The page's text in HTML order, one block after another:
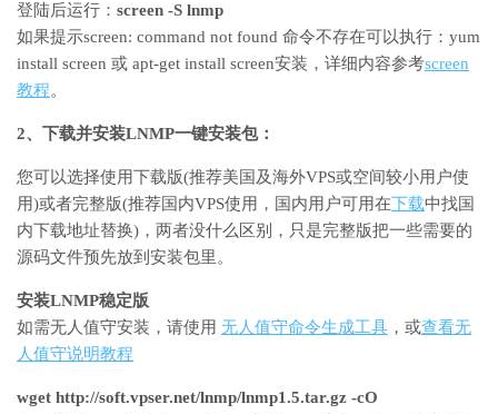
登陆后运行： screen -S lnmp
如果提示screen: command not found 命令不存在可以执行：yum
install screen 或 apt-get install screen安装，详细内容参考screen
教程。
2、下载并安装LNMP一键安装包：
您可以选择使用下载版(推荐美国及海外VPS或空间较小用户使
用)或者完整版(推荐国内VPS使用，国内用户可用在下载中找国
内下载地址替换)，两者没什么区别，只是完整版把一些需要的
源码文件预先放到安装包里。
安装LNMP稳定版
如需无人值守安装，请使用 无人值守命令生成工具 ，或查看无
人值守说明教程
wget http://soft.vpser.net/lnmp/lnmp1.5.tar.gz -cO